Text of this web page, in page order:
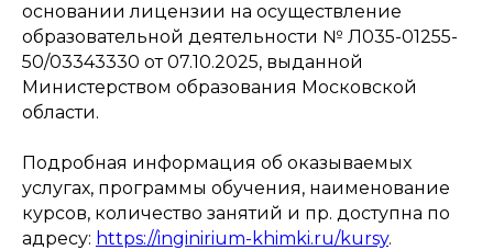
основании лицензии на осуществление
образовательной деятельности № Л035-01255-
50/03343330 от 07.10.2025, выданной
Министерством образования Московской
области.
Подробная информация об оказываемых
услугах, программы обучения, наименование
курсов, количество занятий и пр. доступна по
адресу: https://inginirium-khimki.ru/kursy.